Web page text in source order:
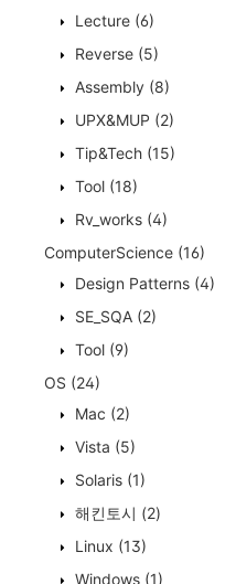
Lecture (6)
Reverse (5)
Assembly (8)
UPX&MUP (2)
Tip&Tech (15)
Tool (18)
Rv_works (4)
ComputerScience (16)
Design Patterns (4)
SE_SQA (2)
Tool (9)
OS (24)
Mac (2)
Vista (5)
Solaris (1)
해킨토시 (2)
Linux (13)
Windows (1)